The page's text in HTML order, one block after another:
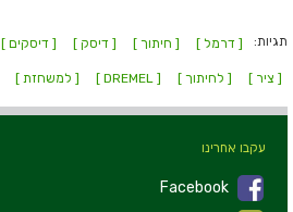
תגיות: [ דרמל ] [ חיתוך ] [ דיסק ] [ דיסקים ]
[ ציר ] [ לחיתוך ] [ DREMEL ] [ למשחזת ]
עקבו אחרינו
Facebook